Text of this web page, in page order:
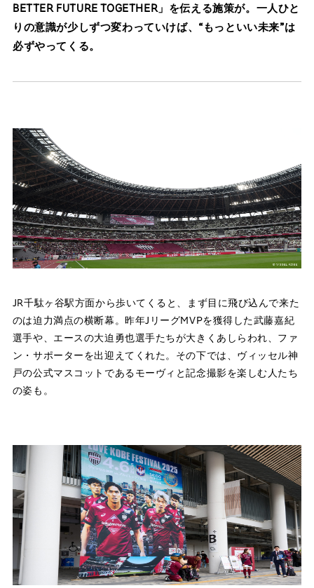
BETTER FUTURE TOGETHER」を伝える施策が。一人ひと
りの意識が少しずつ変わっていけば、“もっといい未来”は
必ずやってくる。
JR千駄ヶ谷駅方面から歩いてくると、まず目に飛び込んで来た
のは迫力満点の横断幕。昨年JリーグMVPを獲得した武藤嘉紀
選手や、エースの大迫勇也選手たちが大きくあしらわれ、ファ
ン・サポーターを出迎えてくれた。その下では、ヴィッセル神
戸の公式マスコットであるモーヴィと記念撮影を楽しむ人たち
の姿も。